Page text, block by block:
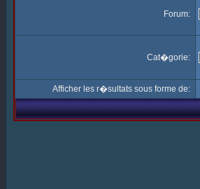
Forum:
Cat�gorie:
Afficher les r�sultats sous forme de: